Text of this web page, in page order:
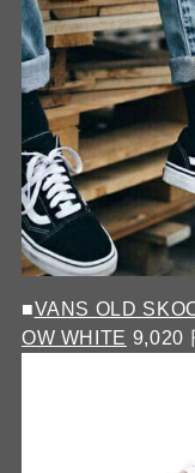
■VANS OLD
OW WHITE 9,020